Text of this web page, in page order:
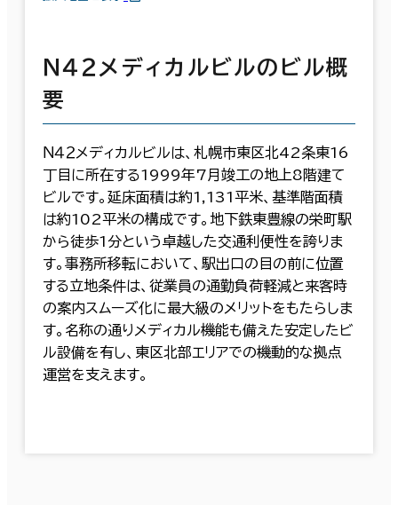
Ｎ４２メディカルビルのビル概
要
Ｎ４２メディカルビルは、札幌市東区北42条東16
丁目に所在する1999年7月竣工の地上8階建て
ビルです。延床面積は約1,131平米、基準階面積
は約102平米の構成です。地下鉄東豊線の栄町駅
から徒歩1分という卓越した交通利便性を誇りま
す。事務所移転において、駅出口の目の前に位置
する立地条件は、従業員の通勤負荷軽減と来客時
の案内スムーズ化に最大級のメリットをもたらしま
す。名称の通りメディカル機能も備えた安定したビ
ル設備を有し、東区北部エリアでの機動的な拠点
運営を支えます。